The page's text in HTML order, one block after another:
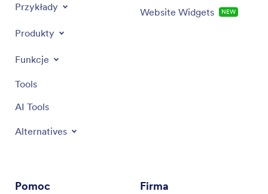
Przykłady
Produkty
Funkcje
Tools
AI Tools
Alternatives
Website Widgets NEW
Pomoc Firma